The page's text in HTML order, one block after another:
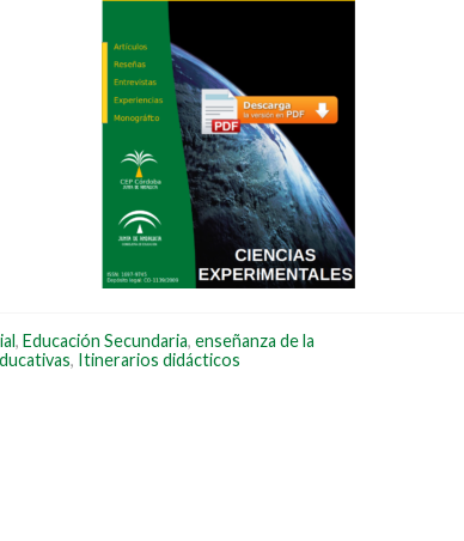
, Educación Secundaria, enseñanza de la
, Itinerarios didácticos